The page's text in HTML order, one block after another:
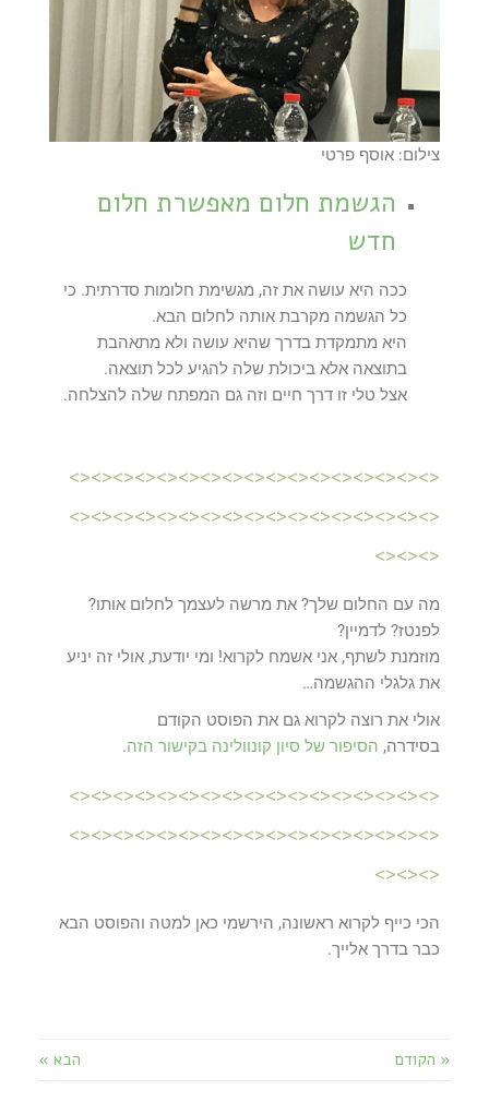
צילום: אוסף פרטי
הגשמת חלום מאפשרת חלום
חדש
ככה היא עושה את זה, מגשימת חלומות סדרתית. כי
כל הגשמה מקרבת אותה לחלום הבא.
היא מתמקדת בדרך שהיא עושה ולא מתאהבת
בתוצאה אלא ביכולת שלה להגיע לכל תוצאה.
אצל טלי זו דרך חיים וזה גם המפתח שלה להצלחה.
<><><><><><><><><><><><><><><><><>
<><><><><><><><><><><><><><><><><>
<><><>
מה עם החלום שלך? את מרשה לעצמך לחלום אותו?
לפנטז? לדמיין?
מוזמנת לשתף, אני אשמח לקרוא! ומי יודעת, אולי זה יניע
את גלגלי ההגשמה…
אולי את רוצה לקרוא גם את הפוסט הקודם
בסידרה, הסיפור של סיון קונוולינה בקישור הזה.
<><><><><><><><><><><><><><><><><>
<><><><><><><><><><><><><><><><><>
<><><>
הכי כייף לקרוא ראשונה, הירשמי כאן למטה והפוסט הבא
כבר בדרך אלייך.
« הקודם הבא »